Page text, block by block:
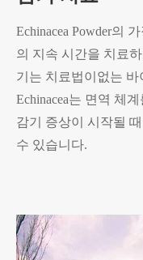
Echinacea Powder의
의 지속 시간을 치료
기는 치료법이없는
Echinacea는 면역 체
감기 증상이 시작될
수 있습니다.